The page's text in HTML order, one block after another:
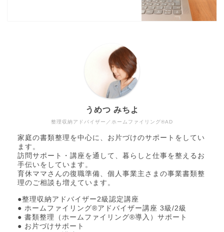
整理収納アドバイザー／ホームファイリング®AD
うめつ みちよ
家庭の書類整理を中心に、お片づけのサポートをしてい
ます。
訪問サポート・講座を通して、暮らしと仕事を整えるお
手伝いをしています。
育休ママさんの復職準備、個人事業主さまの事業書類整
理のご相談も増えています。
●整理収納アドバイザー2級認定講座
● ホームファイリング®アドバイザー講座 3級/2級
● 書類整理（ホームファイリング®導入）サポート
● お片づけサポート